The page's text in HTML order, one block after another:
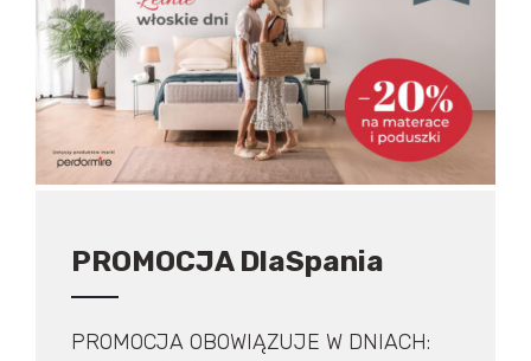
PROMOCJA DlaSpania
PROMOCJA OBOWIĄZUJE W DNIACH: